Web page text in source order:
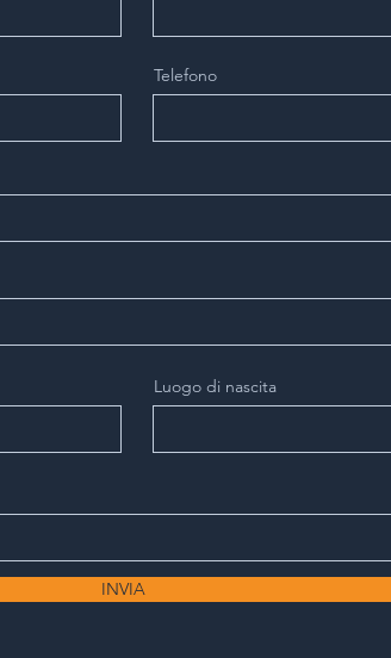
Telefono
Luogo di nascita
INVIA